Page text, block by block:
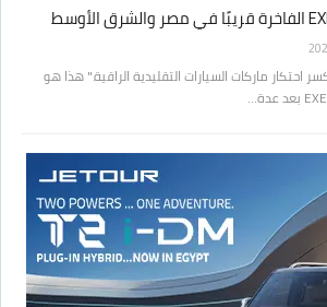
احتكار ماركات السيارات التقليدية الراقية." هذا هو